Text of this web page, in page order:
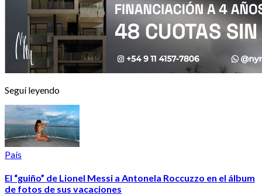
Seguí leyendo
País
El “guiño” de Lionel Messi a Antonela Roccuzzo en el álbum
de fotos de sus vacaciones